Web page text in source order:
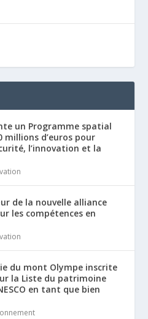
un Programme spatial
millions d’euros pour
l’innovation et la
de la nouvelle alliance
les compétences en
du mont Olympe inscrite
la Liste du patrimoine
en tant que bien